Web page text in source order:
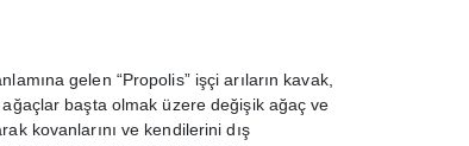
gelen “Propolis” işçi arıların kavak,
başta olmak üzere değişik ağaç ve
kovanlarını ve kendilerini dış